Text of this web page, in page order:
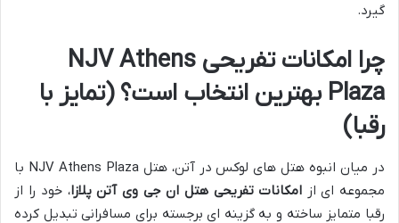
گیرد.
چرا امکانات تفریحی NJV Athens
Plaza بهترین انتخاب است؟ (تمایز با
رقبا)
در میان انبوه هتل های لوکس در آتن، هتل NJV Athens Plaza با
مجموعه ای از امکانات تفریحی هتل ان جی وی آتن پلازا، خود را از
رقبا متمایز ساخته و به گزینه ای برجسته برای مسافرانی تبدیل کرده